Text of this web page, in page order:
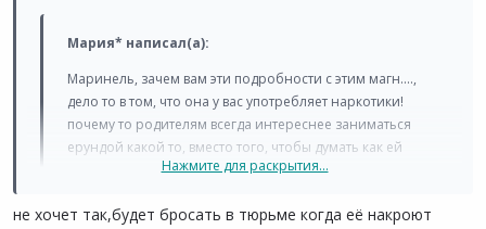
Mapия* написал(а):
Маринель, зачем вам эти подробности с этим магн....,
дело то в том, что она у вас употребляет наркотики!
почему то родителям всегда интереснее заниматься
ерундой какой то, вместо того, чтобы думать как ей
помочь и куда её отвезти на реабилитацию.
Нажмите для раскрытия...
Когда она становилась на добровольный наркоучёт чтоб
Нажмите для раскрытия...
не хочет так,будет бросать в тюрьме когда её накроют